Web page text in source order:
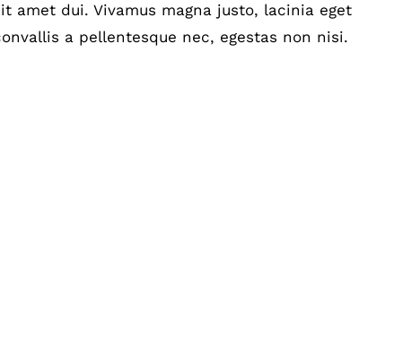
amet dui. Vivamus magna justo, lacinia eget
a pellentesque nec, egestas non nisi.